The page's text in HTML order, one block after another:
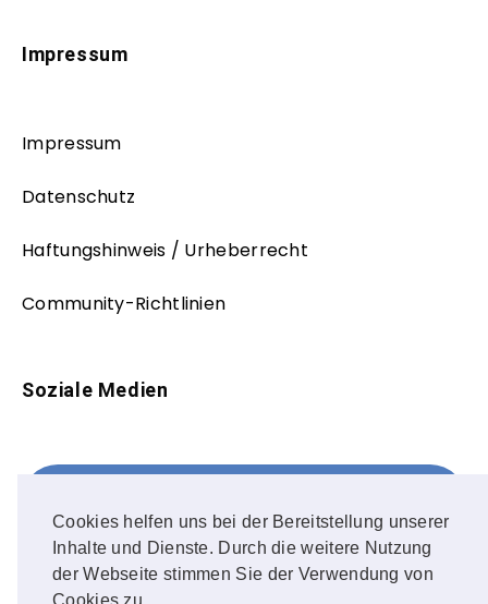
Cookies helfen uns bei der Bereitstellung unserer
Inhalte und Dienste. Durch die weitere Nutzung
der Webseite stimmen Sie der Verwendung von
Cookies zu.
Impressum
Impressum
Datenschutz
Haftungshinweis / Urheberrecht
Community-Richtlinien
Soziale Medien
FOLLOW ME!
Instagram
OUR PHOTOS!